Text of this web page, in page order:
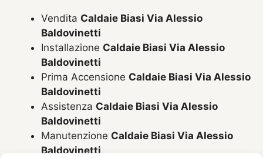
Vendita Caldaie Biasi Via Alessio
Baldovinetti
Installazione Caldaie Biasi Via Alessio
Baldovinetti
Prima Accensione Caldaie Biasi Via Alessio
Baldovinetti
Assistenza Caldaie Biasi Via Alessio
Baldovinetti
Manutenzione Caldaie Biasi Via Alessio
Baldovinetti